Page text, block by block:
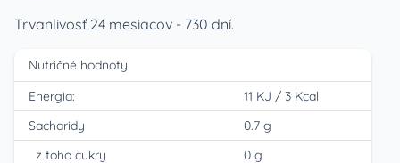
Trvanlivosť 24 mesiacov - 730 dní.
Nutričné hodnoty
Energia:
11 KJ / 3 Kcal
Sacharidy
0.7 g
z toho cukry
0 g